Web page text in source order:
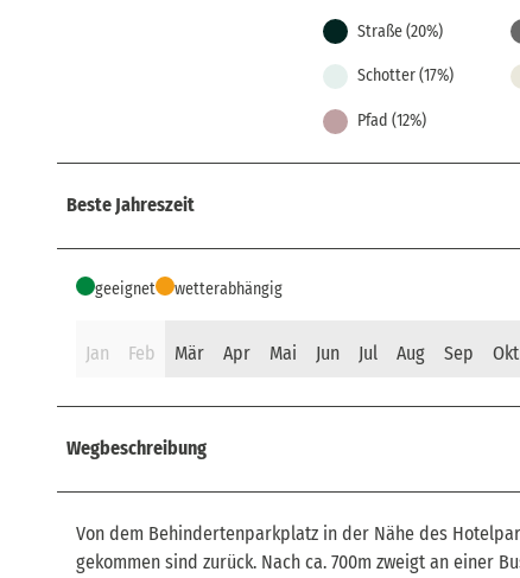
Straße (20%)
Schotter (17%)
Pfad (12%)
Beste Jahreszeit
geeignet wetterabhängig
Jan Feb Mär Apr Mai Jun Jul Aug Sep Okt
Wegbeschreibung
Von dem Behindertenparkplatz in der Nähe des
gekommen sind zurück. Nach ca. 700m zweigt an einer